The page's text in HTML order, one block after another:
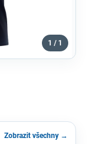
1 / 1
Zobrazit všechny →